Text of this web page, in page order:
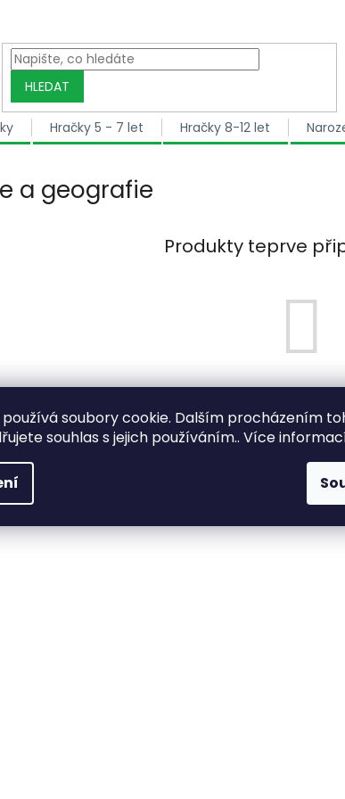
soubory cookie. Dalším procházením
souhlas s jejich používáním.. Více
HLEDAT
Hračky 5 - 7 let Hračky 8-12 let
a geografie
Produkty teprve
Můžete se ale podívat na
ZPĚT DO